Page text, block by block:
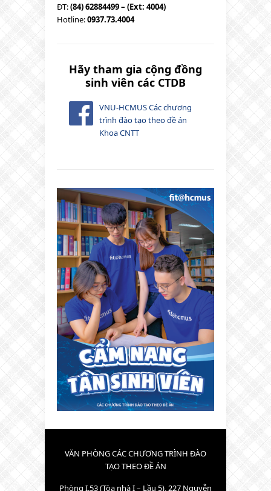
ĐT:(84) 62884499 – (Ext: 4004)
Hotline:0937.73.4004
Hãy tham gia cộng đồng
sinh viên các CTDB
VNU-HCMUS Các chương
trình đào tạo theo đề án
Khoa CNTT
VĂN PHÒNG CÁC CHƯƠNG TRÌNH ĐÀO
TẠO THEO ĐỀ ÁN
Phòng I.53 (Tòa nhà I – Lầu 5), 227 Nguyễn